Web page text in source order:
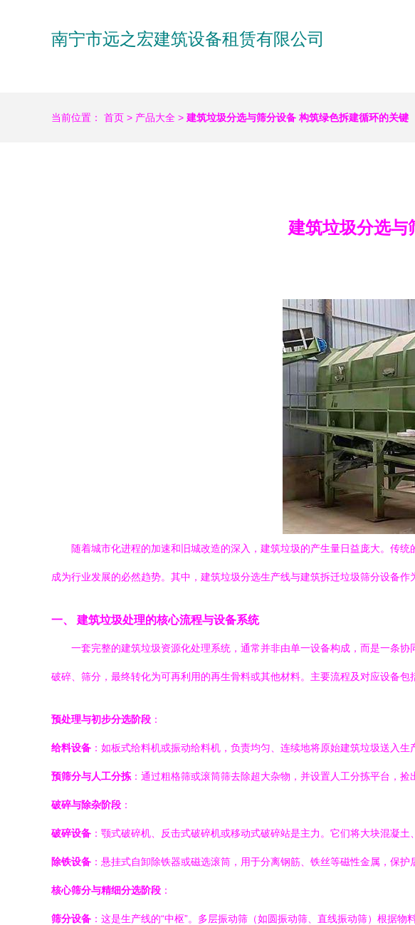
南宁市远之宏建筑设备租赁有限公司
当前位置： 首页 > 产品大全 > 建筑垃圾分选与筛分设备 构筑绿色拆建循环的关键
建筑垃圾分选与
随着城市化进程的加速和旧城改造的深入，建筑垃圾的产生量日益庞大。传
成为行业发展的必然趋势。其中，建筑垃圾分选生产线与建筑拆迁垃圾筛分设备作
一、 建筑垃圾处理的核心流程与设备系统
一套完整的建筑垃圾资源化处理系统，通常并非由单一设备构成，而是一条
破碎、筛分，最终转化为可再利用的再生骨料或其他材料。主要流程及对应设备包
预处理与初步分选阶段 ：
给料设备 ：如板式给料机或振动给料机，负责均匀、连续地将原始建筑垃圾送入生
预筛分与人工分拣 ：通过粗格筛或滚筒筛去除超大杂物，并设置人工分拣平台，捡
破碎与除杂阶段 ：
破碎设备 ：颚式破碎机、反击式破碎机或移动式破碎站是主力。它们将大块混凝
除铁设备 ：悬挂式自卸除铁器或磁选滚筒，用于分离钢筋、铁丝等磁性金属，保护
核心筛分与精细分选阶段 ：
筛分设备 ：这是生产线的“中枢”。多层振动筛（如圆振动筛、直线振动筛）根据